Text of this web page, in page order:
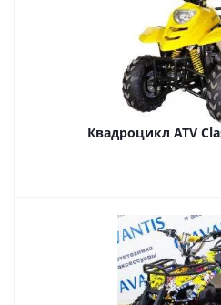
Квадроцикл ATV